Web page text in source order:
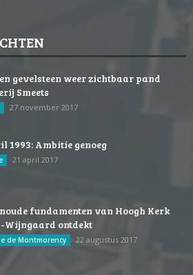
gevelsteen weer zichtbaar pand
Smeets
27 november 2017
1993: Ambitie genoeg
21 april 2017
fundamenten van Hoogh Kerk
Wijngaard ontdekt
de Montmorency 22 augustus 2017